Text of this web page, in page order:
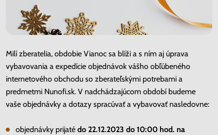
Milí zberatelia, obdobie Vianoc sa blíži a s ním aj úprava
vybavovania a expedície objednávok vášho obľúbeného
internetového obchodu so zberateľskými potrebami a
predmetmi Nunofi.sk. V nadchádzajúcom období budeme
vaše objednávky a dotazy spracúvať a vybavovať nasledovne:
objednávky prijaté do 22.12.2023 do 10:00 hod. na